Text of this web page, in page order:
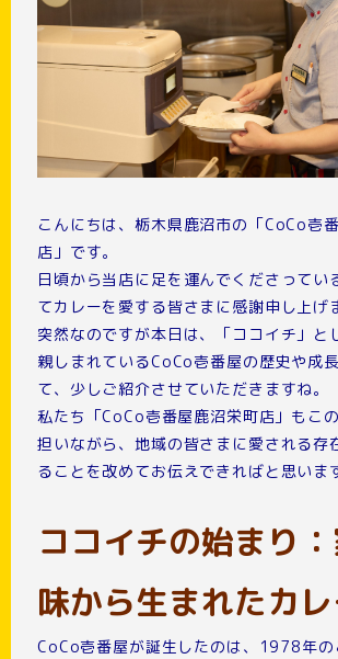
こんにちは、栃木県鹿沼市の「CoCo壱
店」です。
日頃から当店に足を運んでくださってい
てカレーを愛する皆さまに感謝申し上げ
突然なのですが本日は、「ココイチ」と
親しまれているCoCo壱番屋の歴史や成
て、少しご紹介させていただきますね。
私たち「CoCo壱番屋鹿沼栄町店」もこ
担いながら、地域の皆さまに愛される存
ることを改めてお伝えできればと思いま
ココイチの始まり
味から生まれたカ
CoCo壱番屋が誕生したのは、1978年の